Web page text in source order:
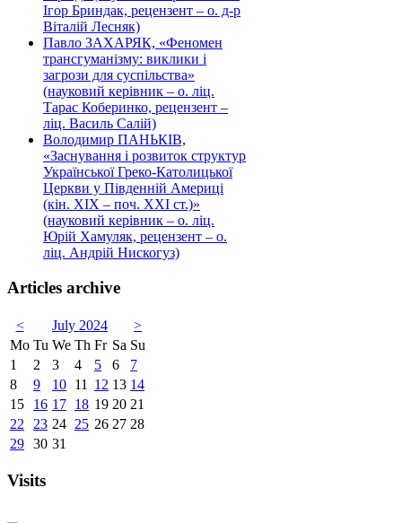
Ігор Бриндак, рецензент – о. д-р
Віталій Лесняк)
Павло ЗАХАРЯК, «Феномен
трансгуманізму: виклики і
загрози для суспільства»
(науковий керівник – о. ліц.
Тарас Коберинко, рецензент –
ліц. Василь Салій)
Володимир ПАНЬКІВ,
«Заснування і розвиток структур
Української Греко-Католицької
Церкви у Південній Америці
(кін. ХІХ – поч. ХХІ ст.)»
(науковий керівник – о. ліц.
Юрій Хамуляк, рецензент – о.
ліц. Андрій Нискогуз)
Articles archive
< July 2024
>
Mo Tu We Th Fr Sa Su
1
2 3 4 5 6
7
8
9 10 11 12 13 14
15
16 17 18 19 20 21
22
23 24 25 26 27 28
29 30 31
Visits